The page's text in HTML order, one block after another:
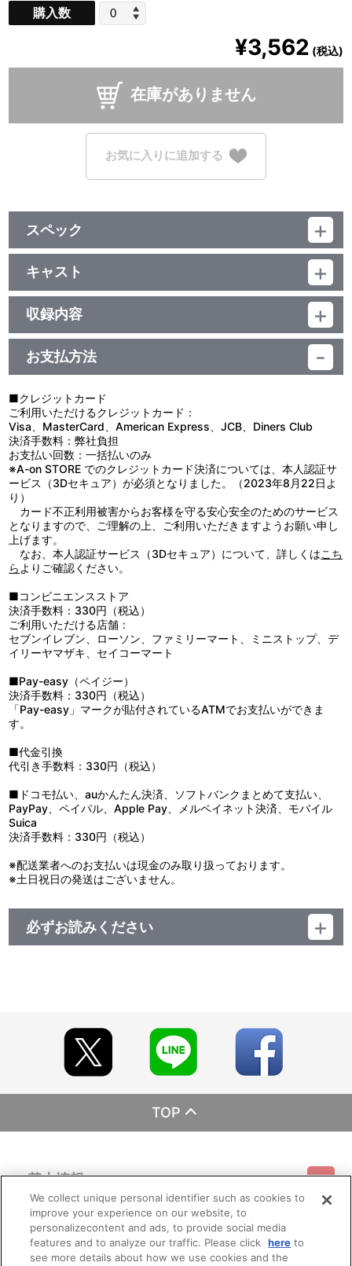
購入数
¥3,562 (税込)
在庫がありません
お気に入りに追加する
スペック
品番：LACA-9055
ジャンル：ゲーム音楽
アルバム
／99分
キャスト
佐藤裕美/YURIA/NANA/URAN/yozuca*/milktub
収録内容
＜収録曲＞
1：＜Ｖｏｃａｌ Ｔｒａｃｋ＞：：ハローグッバイ
2：＜Ｖｏｃａｌ Ｔｒａｃｋ＞：：オルゴール
3：＜Ｖｏｃａｌ Ｔｒａｃｋ＞：：モーニング
4：＜Ｖｏｃａｌ Ｔｒａｃｋ＞：：Ｌｏｖｅ Ｂｅｌｌ Ｓｏｕ
ｎｄ
5：＜Ｖｏｃａｌ Ｔｒａｃｋ＞：：君がくれたメロディー
6：＜Ｖｏｃａｌ Ｔｒａｃｋ＞：：ＧＲＥＥＮ ＧＲＥＥＮ
（Ｇｒａｄｕａｔｉｏｎ Ｍｉｘ）
7：＜ＢＧＭ Ｔｒａｃｋ＞：：鐘ノ音ＤＲＩＶＥ
8：＜ＢＧＭ Ｔｒａｃｋ＞：：新女帝降臨のブルース
9：＜ＢＧＭ Ｔｒａｃｋ＞：：フレッシュ幼馴染！
10：＜ＢＧＭ Ｔｒａｃｋ＞：：ふたりは天神！
11：＜ＢＧＭ Ｔｒａｃｋ＞：：プリって天神
12：＜ＢＧＭ Ｔｒａｃｋ＞：：キュアって天神
13：＜ＢＧＭ Ｔｒａｃｋ＞：：過去に秘密女
14：＜ＢＧＭ Ｔｒａｃｋ＞：：秋だ！ 祭りだ！ 鐘ノ音だ！
15：＜ＢＧＭ Ｔｒａｃｋ＞：：鐘ノ音エレクトロ
16：＜ＢＧＭ Ｔｒａｃｋ＞：：思い出の宝箱
17：＜ＢＧＭ Ｔｒａｃｋ＞：：真実と現実
18：＜ＢＧＭ Ｔｒａｃｋ＞：：傷
19：＜ＢＧＭ Ｔｒａｃｋ＞：：ハローグッバイ
20：＜ＢＧＭ Ｔｒａｃｋ＞：：せつなさと愛しさ
21：＜ＢＧＭ Ｔｒａｃｋ＞：：祝福の森
22：＜ＢＧＭ Ｔｒａｃｋ＞：：グッバイ鐘ノ音
1：グリーン・グリーン
2：モノクローム
3：ラブレター
4：星空
5：フルール
6：男の子
7：Ｌｉｋｅ ａ Ｇｒｅｅｎ
8：バイバイ
9：夢
10：Ｍｙ Ｗａｙ
11：アルバム
12：Ｓｅｅ Ｙｏｕ Ａｇａｉｎ
お支払方法
■クレジットカード
ご利用いただけるクレジットカード：
Visa、MasterCard、American Express、JCB、Diners Club
決済手数料：弊社負担
お支払い回数：一括払いのみ
※A-on STORE でのクレジットカード決済については、本人認証サ
ービス（3Dセキュア）が必須となりました。（2023年8月22日よ
り）
カード不正利用被害からお客様を守る安心安全のためのサービス
となりますので、ご理解の上、ご利用いただきますようお願い申し
上げます。
なお、本人認証サービス（3Dセキュア）について、詳しくはこち
らよりご確認ください。
■コンビニエンスストア
決済手数料：330円（税込）
ご利用いただける店舗：
セブンイレブン、ローソン、ファミリーマート、ミニストップ、デ
イリーヤマザキ、セイコーマート
■Pay-easy（ペイジー）
決済手数料：330円（税込）
「Pay-easy」マークが貼付されているATMでお支払いができま
す。
■代金引換
代引き手数料：330円（税込）
■ドコモ払い、auかんたん決済、ソフトバンクまとめて支払い、
PayPay、ペイパル、Apple Pay、メルペイネット決済、モバイル
Suica
決済手数料：330円（税込）
※配送業者へのお支払いは現金のみ取り扱っております。
※土日祝日の発送はございません。
必ずお読みください
TOP
基本情報
利用規約 特定商取引法に基づく表示 プライバシーポリシー
ご利用情報
会員メニュー
We collect unique personal identifier such as cookies to
improve your experience on our website, to
personalizecontent and ads, to provide social media
features and to analyze our traffic. Please click here to
see more details about how we use cookies and the